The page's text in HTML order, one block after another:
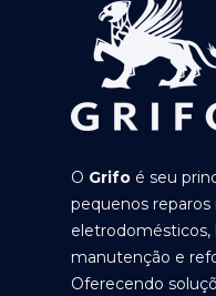
O Grifo é seu
pequenos reparos
eletrodomésticos,
manutenção e
Oferecendo